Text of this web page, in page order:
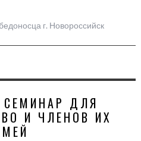
content
ДЛЯ
И ЧЛЕНОВ ИХ